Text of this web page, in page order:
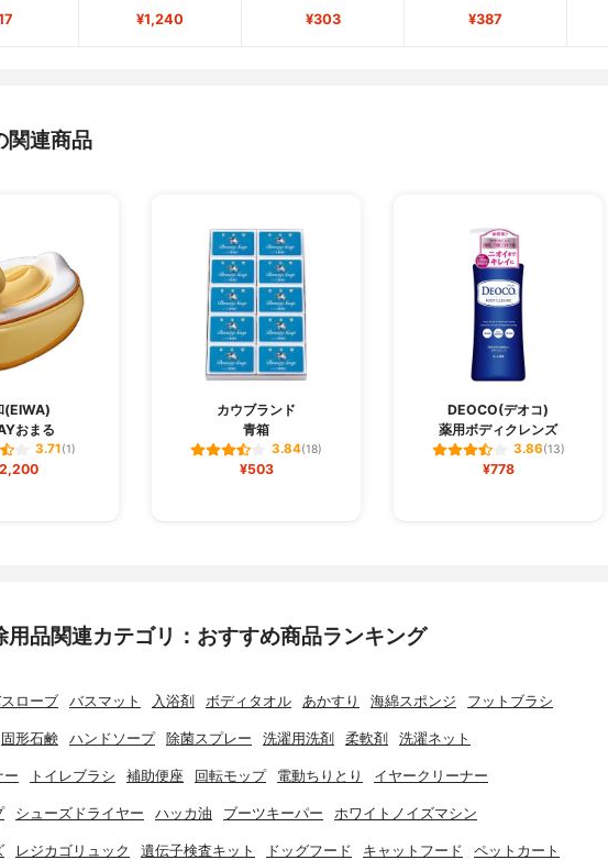
¥1,240 ¥303 ¥387
関連商品
(EIWA)
おまる
3.71(1)
カウブランド
青箱
3.84(18)
¥503
DEOCO(デオコ)
薬用ボディクレンズ
3.86(13)
¥778
用品関連カテゴリ：おすすめ商品ランキング
ローブ バスマット 入浴剤 ボディタオル あかすり 海綿スポンジ フットブラシ
固形石鹸 ハンドソープ 除菌スプレー 洗濯用洗剤 柔軟剤 洗濯ネット
ー トイレブラシ 補助便座 回転モップ 電動ちりとり イヤークリーナー
シューズドライヤー ハッカ油 ブーツキーパー ホワイトノイズマシン
レジカゴリュック 遺伝子検査キット ドッグフード キャットフード ペットカート